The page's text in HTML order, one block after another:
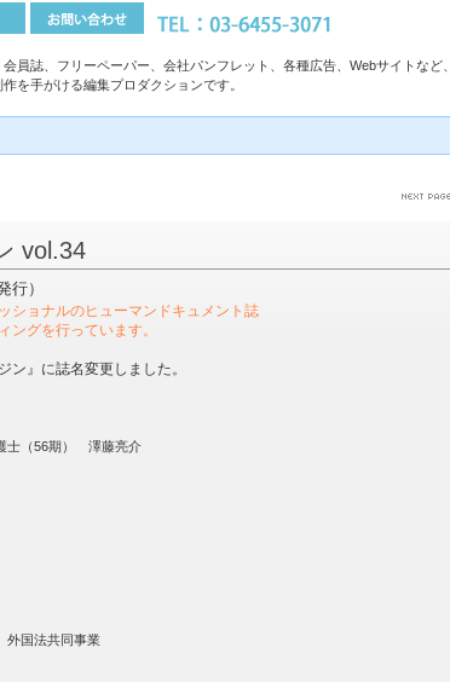
員誌、フリーペーパー、会社パンフレット、各種広告、Webサイトなど、
を手がける編集プロダクションです。
vol.34
行）
ショナルのヒューマンドキュメント誌
ングを行っています。
』に誌名変更しました。
士（56期） 澤藤亮介
外国法共同事業